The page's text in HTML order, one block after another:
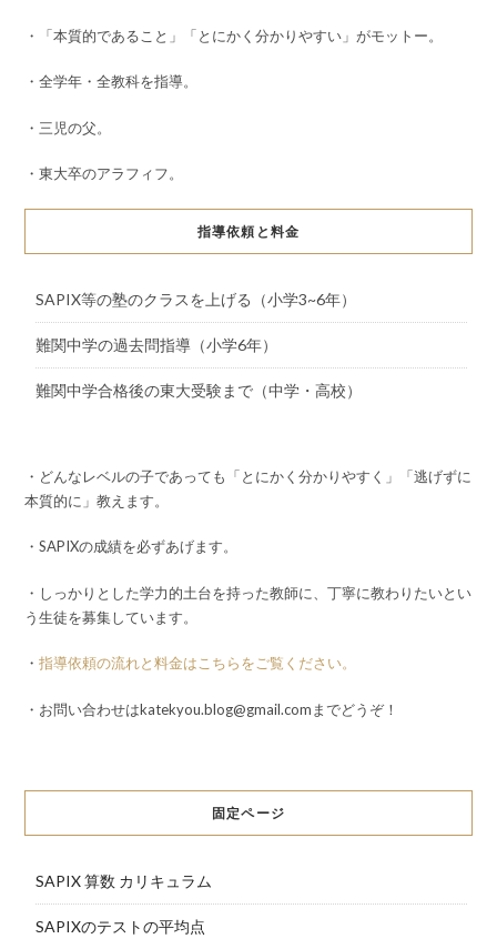
・「本質的であること」「とにかく分かりやすい」がモットー。
・全学年・全教科を指導。
・三児の父。
・東大卒のアラフィフ。
指導依頼と料金
SAPIX等の塾のクラスを上げる（小学3~6年）
難関中学の過去問指導（小学6年）
難関中学合格後の東大受験まで（中学・高校）
・どんなレベルの子であっても「とにかく分かりやすく」「逃げずに
本質的に」教えます。
・SAPIXの成績を必ずあげます。
・しっかりとした学力的土台を持った教師に、丁寧に教わりたいとい
う生徒を募集しています。
・ 指導依頼の流れと料金はこちらをご覧ください。
・お問い合わせはkatekyou.blog@gmail.comまでどうぞ！
固定ページ
SAPIX 算数 カリキュラム
SAPIXのテストの平均点